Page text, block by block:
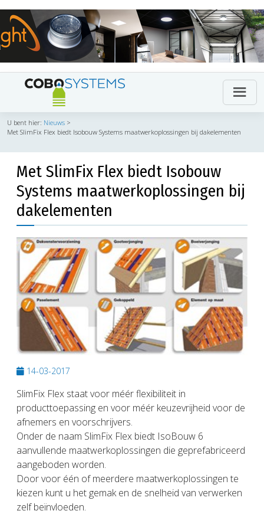
U bent hier: Nieuws >
Met SlimFix Flex biedt Isobouw Systems maatwerkoplossingen bij dakelementen
Met SlimFix Flex biedt Isobouw
Systems maatwerkoplossingen bij
dakelementen
14-03-2017
SlimFix Flex staat voor méér flexibiliteit in
producttoepassing en voor méér keuzevrijheid voor de
afnemers en voorschrijvers.
Onder de naam SlimFix Flex biedt IsoBouw 6
aanvullende maatwerkoplossingen die geprefabriceerd
aangeboden worden.
Door voor één of meerdere maatwerkoplossingen te
kiezen kunt u het gemak en de snelheid van verwerken
zelf beïnvloeden.